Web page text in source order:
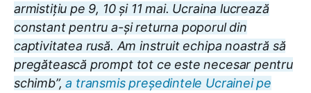
armistițiu pe 9, 10 și 11 mai. Ucraina lucrează
constant pentru a-și returna poporul din
captivitatea rusă. Am instruit echipa noastră să
pregătească prompt tot ce este necesar pentru
schimb”,a transmis președintele Ucrainei pe